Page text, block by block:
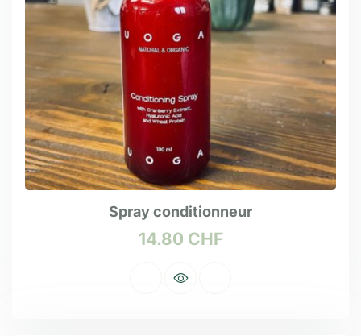
Spray conditionneur
14.80 CHF